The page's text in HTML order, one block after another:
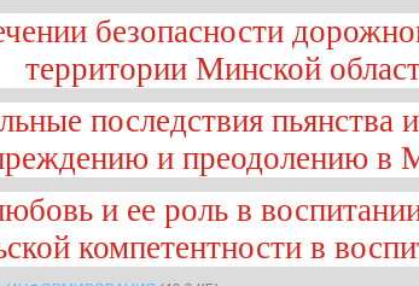
безопасности
территории Минской
последствия пьянства
и преодолению в
и ее роль в
компетентности в